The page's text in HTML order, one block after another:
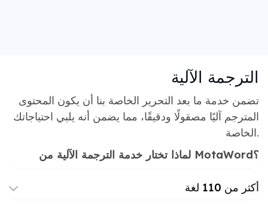
الترجمة الآلية
تضمن خدمة ما بعد التحرير الخاصة بنا أن يكون المحتوى
المترجم آليًا مصقولًا ودقيقًا، مما يضمن أنه يلبي احتياجاتك
الخاصة.
لماذا تختار خدمة الترجمة الآلية من MotaWord؟
أكثر من 110 لغة